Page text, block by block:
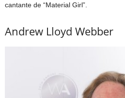
cantante de “Material Girl”.
Andrew Lloyd Webber